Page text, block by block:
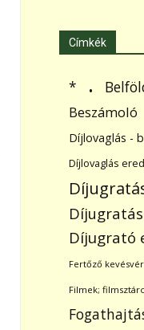
Címkék
* .
Beszámoló
Díjlovaglás -
Díjlovaglás
Díjugrató
Fertőző
Filmek;